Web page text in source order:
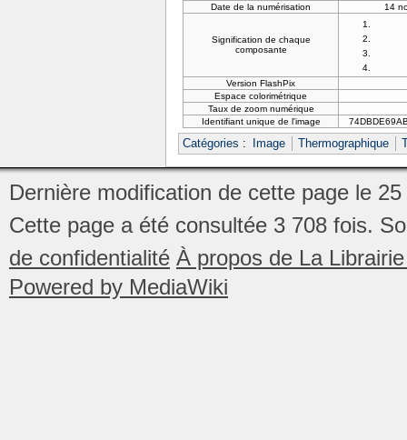
Date de la numérisation
14
Signification de chaque
composante
Version FlashPix
Espace colorimétrique
Taux de zoom numérique
Identifiant unique de l'image
Catégories : Image Thermographique
Dernière modification de cette page le
Cette page a été consultée 3 708 fois.
de confidentialité À propos de La
Powered by MediaWiki